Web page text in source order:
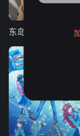
东岛丹三郎想成